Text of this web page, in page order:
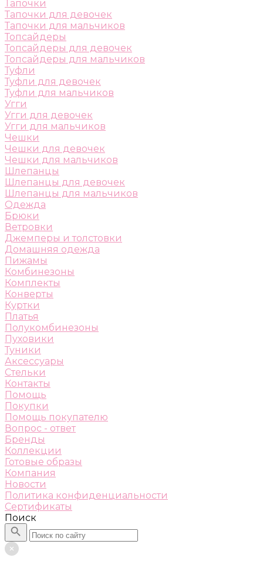
Тапочки
Тапочки для девочек
Тапочки для мальчиков
Топсайдеры
Топсайдеры для девочек
Топсайдеры для мальчиков
Туфли
Туфли для девочек
Туфли для мальчиков
Угги
Угги для девочек
Угги для мальчиков
Чешки
Чешки для девочек
Чешки для мальчиков
Шлепанцы
Шлепанцы для девочек
Шлепанцы для мальчиков
Одежда
Брюки
Ветровки
Джемперы и толстовки
Домашняя одежда
Пижамы
Комбинезоны
Комплекты
Конверты
Куртки
Платья
Полукомбинезоны
Пуховики
Туники
Аксессуары
Стельки
Контакты
Помощь
Покупки
Помощь покупателю
Вопрос - ответ
Бренды
Коллекции
Готовые образы
Компания
Новости
Политика конфиденциальности
Сертификаты
Поиск